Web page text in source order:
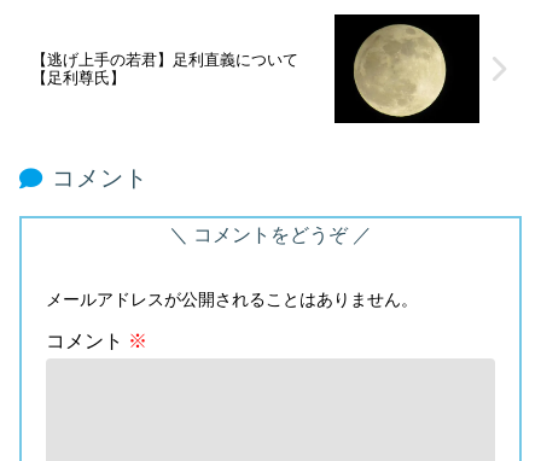
【逃げ上手の若君】足利直義について
【足利尊氏】
コメント
コメントをどうぞ
メールアドレスが公開されることはありません。
コメント ※